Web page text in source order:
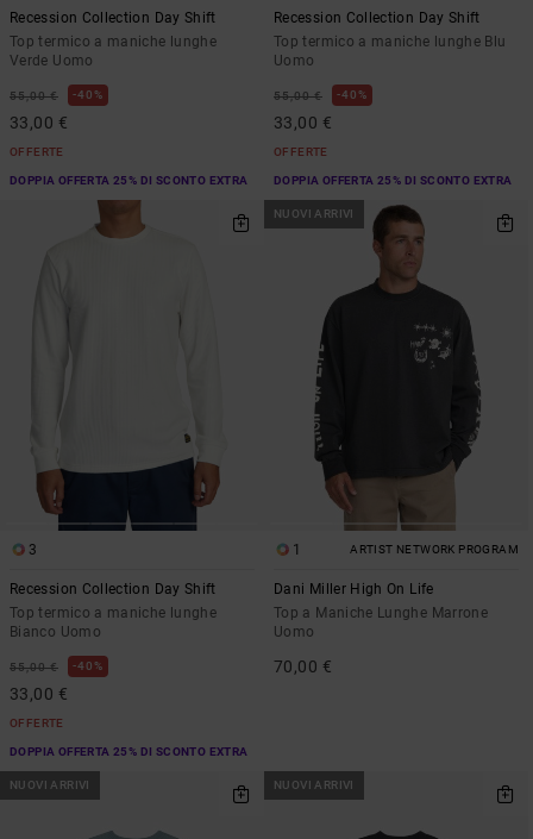
Recession Collection Day Shift
Top termico a maniche lunghe
Verde Uomo
55,00 € 40%
33,00 €
OFFERTE
DOPPIA OFFERTA 25% DI SCONTO EXTRA
Recession Collection Day Shift
Top termico a maniche lunghe Blu
Uomo
55,00 € 40%
33,00 €
OFFERTE
DOPPIA OFFERTA 25% DI SCONTO EXTRA
3
Recession Collection Day Shift
Top termico a maniche lunghe
Bianco Uomo
55,00 € 40%
33,00 €
OFFERTE
DOPPIA OFFERTA 25% DI SCONTO EXTRA
NUOVI ARRIVI
1 ARTIST NETWORK PROGRAM
Dani Miller High On Life
Top a Maniche Lunghe Marrone
Uomo
70,00 €
NUOVI ARRIVI NUOVI ARRIVI